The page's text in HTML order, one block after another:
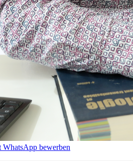
WhatsApp bewerben